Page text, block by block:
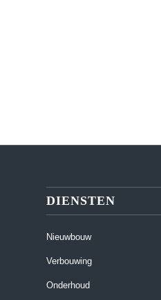
DIENSTEN
Nieuwbouw
Verbouwing
Onderhoud